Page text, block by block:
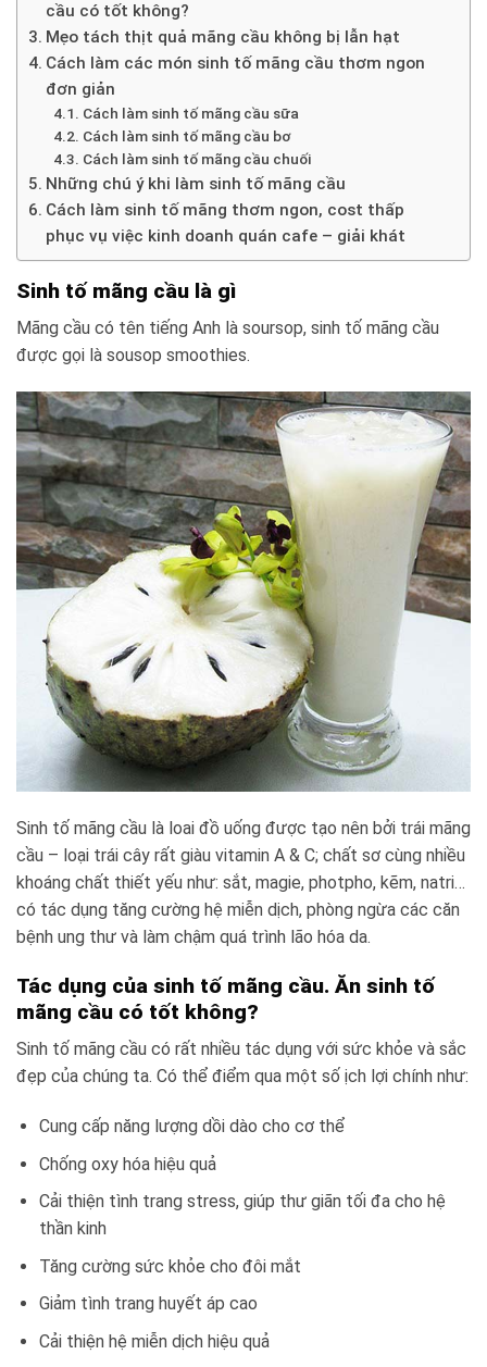
cầu có tốt không?
Mẹo tách thịt quả mãng cầu không bị lẫn hạt
Cách làm các món sinh tố mãng cầu thơm ngon
đơn giản
Cách làm sinh tố mãng cầu sữa
Cách làm sinh tố mãng cầu bơ
Cách làm sinh tố mãng cầu chuối
Những chú ý khi làm sinh tố mãng cầu
Cách làm sinh tố mãng thơm ngon, cost thấp
phục vụ việc kinh doanh quán cafe – giải khát
Sinh tố mãng cầu là gì
Mãng cầu có tên tiếng Anh là soursop, sinh tố mãng cầu
được gọi là sousop smoothies.
Sinh tố mãng cầu là loai đồ uống được tạo nên bởi trái mãng
cầu – loại trái cây rất giàu vitamin A & C; chất sơ cùng nhiều
khoáng chất thiết yếu như: sắt, magie, photpho, kẽm, natri…
có tác dụng tăng cường hệ miễn dịch, phòng ngừa các căn
bệnh ung thư và làm chậm quá trình lão hóa da.
Tác dụng của sinh tố mãng cầu. Ăn sinh tố
mãng cầu có tốt không?
Sinh tố mãng cầu có rất nhiều tác dụng với sức khỏe và sắc
đẹp của chúng ta. Có thể điểm qua một số ịch lợi chính như:
Cung cấp năng lượng dồi dào cho cơ thể
Chống oxy hóa hiệu quả
Cải thiện tình trang stress, giúp thư giãn tối đa cho hệ
thần kinh
Tăng cường sức khỏe cho đôi mắt
Giảm tình trang huyết áp cao
Cải thiện hệ miễn dịch hiệu quả